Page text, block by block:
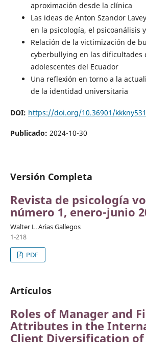
aproximación desde la clínica
Las ideas de Anton Szandor
en la psicología, el psicoanálisis
Relación de la victimización de
cyberbullying en las dificultades
adolescentes del Ecuador
Una reflexión en torno a la
de la identidad universitaria
DOI: https://doi.org/10.36901/kkkny531
Publicado: 2024-10-30
Versión Completa
Revista de psicología
número 1, enero-junio
Walter L. Arias Gallegos
1-218
PDF
Artículos
Roles of Manager and
Attributes in the
Client Diversification of